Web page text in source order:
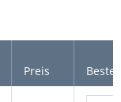
Preis